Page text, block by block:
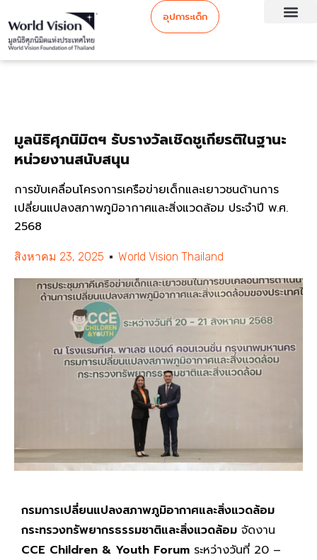
อุปการะเด็ก
มูลนิธิศุภนิมิตฯ รับรางวัลเชิดชูเกียรติในฐานะ
หน่วยงานสนับสนุน
การขับเคลื่อนโครงการเครือข่ายเด็กและเยาวชนด้านการ
เปลี่ยนแปลงสภาพภูมิอากาศและสิ่งแวดล้อม ประจำปี พ.ศ.
2568
สิงหาคม 23, 2025 World Vision Thailand
กรมการเปลี่ยนแปลงสภาพภูมิอากาศและสิ่งแวดล้อม
กระทรวงทรัพยากรธรรมชาติและสิ่งแวดล้อม จัดงาน
CCE Children & Youth Forum ระหว่างวันที่ 20 –